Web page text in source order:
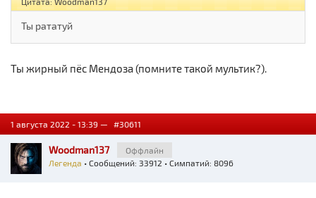
Ты рататуй
Ты жирный пёс Мендоза (помните такой мультик?).
1 августа 2022 - 13:39 — #30611
Woodman137
Оффлайн
Легенда • Сообщений: 33912 • Симпатий: 8096